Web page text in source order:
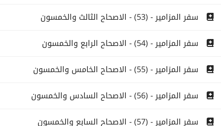
سفر المزامير - (53) - الاصحاح الثالث والخمسون
سفر المزامير - (54) - الاصحاح الرابع والخمسون
سفر المزامير - (55) - الاصحاح الخامس والخمسون
سفر المزامير - (56) - الاصحاح السادس والخمسون
سفر المزامير - (57) - الاصحاح السابع والخمسون